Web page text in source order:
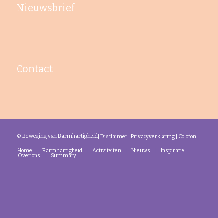
Nieuwsbrief
Contact
© Beweging van Barmhartigheid| Disclaimer| Privacyverklaring| Colofon
Home Barmhartigheid Activiteiten Nieuws Inspiratie
Over ons Summary